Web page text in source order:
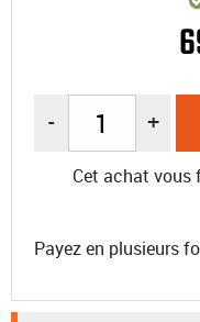
- +
Cet achat vous
Payez en plusieurs